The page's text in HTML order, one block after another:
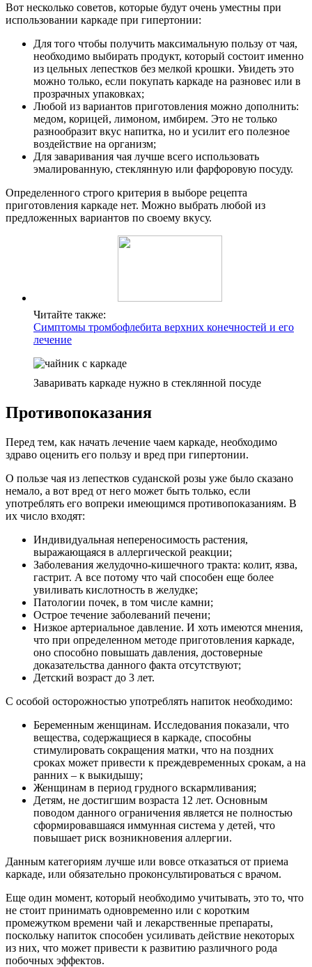
Вот несколько советов, которые будут очень уместны при
использовании каркаде при гипертонии:
Для того чтобы получить максимальную пользу от чая,
необходимо выбирать продукт, который состоит именно
из цельных лепестков без мелкой крошки. Увидеть это
можно только, если покупать каркаде на разновес или в
прозрачных упаковках;
Любой из вариантов приготовления можно дополнить:
медом, корицей, лимоном, имбирем. Это не только
разнообразит вкус напитка, но и усилит его полезное
воздействие на организм;
Для заваривания чая лучше всего использовать
эмалированную, стеклянную или фарфоровую посуду.
Определенного строго критерия в выборе рецепта
приготовления каркаде нет. Можно выбрать любой из
предложенных вариантов по своему вкусу.
Читайте также:
Симптомы тромбофлебита верхних конечностей и его
лечение
Заваривать каркаде нужно в стеклянной посуде
Противопоказания
Перед тем, как начать лечение чаем каркаде, необходимо
здраво оценить его пользу и вред при гипертонии.
О пользе чая из лепестков суданской розы уже было сказано
немало, а вот вред от него может быть только, если
употреблять его вопреки имеющимся противопоказаниям. В
их число входят:
Индивидуальная непереносимость растения,
выражающаяся в аллергической реакции;
Заболевания желудочно-кишечного тракта: колит, язва,
гастрит. А все потому что чай способен еще более
увиливать кислотность в желудке;
Патологии почек, в том числе камни;
Острое течение заболеваний печени;
Низкое артериальное давление. И хоть имеются мнения,
что при определенном методе приготовления каркаде,
оно способно повышать давления, достоверные
доказательства данного факта отсутствуют;
Детский возраст до 3 лет.
С особой осторожностью употреблять напиток необходимо:
Беременным женщинам. Исследования показали, что
вещества, содержащиеся в каркаде, способны
стимулировать сокращения матки, что на поздних
сроках может привести к преждевременных срокам, а на
ранних – к выкидышу;
Женщинам в период грудного вскармливания;
Детям, не достигшим возраста 12 лет. Основным
поводом данного ограничения является не полностью
сформировавшаяся иммунная система у детей, что
повышает риск возникновения аллергии.
Данным категориям лучше или вовсе отказаться от приема
каркаде, или обязательно проконсультироваться с врачом.
Еще один момент, который необходимо учитывать, это то, что
не стоит принимать одновременно или с коротким
промежутком времени чай и лекарственные препараты,
поскольку напиток способен усиливать действие некоторых
из них, что может привести к развитию различного рода
побочных эффектов.